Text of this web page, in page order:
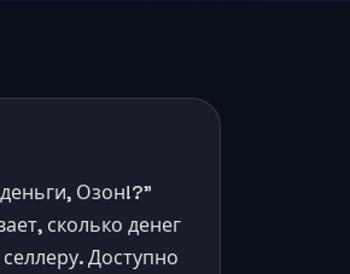
Озон!?"
сколько денег
Доступно